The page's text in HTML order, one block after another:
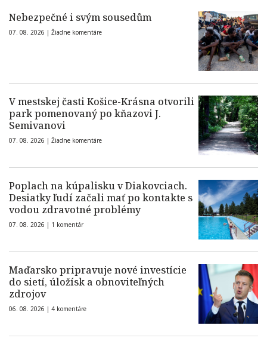
Nebezpečné i svým sousedům
07. 08. 2026 | Žiadne komentáre
V mestskej časti Košice-Krásna otvorili
park pomenovaný po kňazovi J.
Semivanovi
07. 08. 2026 | Žiadne komentáre
Poplach na kúpalisku v Diakovciach.
Desiatky ľudí začali mať po kontakte s
vodou zdravotné problémy
07. 08. 2026 | 1 komentár
Maďarsko pripravuje nové investície
do sietí, úložísk a obnoviteľných
zdrojov
06. 08. 2026 | 4 komentáre